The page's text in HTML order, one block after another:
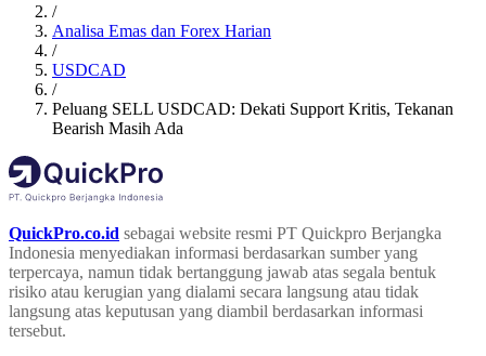
/
Analisa Emas dan Forex Harian
/
USDCAD
/
Peluang SELL USDCAD: Dekati Support Kritis, Tekanan
Bearish Masih Ada
QuickPro.co.id sebagai website resmi PT Quickpro Berjangka
Indonesia menyediakan informasi berdasarkan sumber yang
terpercaya, namun tidak bertanggung jawab atas segala bentuk
risiko atau kerugian yang dialami secara langsung atau tidak
langsung atas keputusan yang diambil berdasarkan informasi
tersebut.